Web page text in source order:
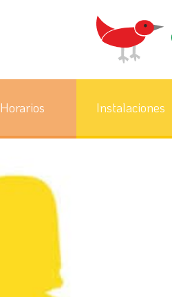
Horarios Instalaciones